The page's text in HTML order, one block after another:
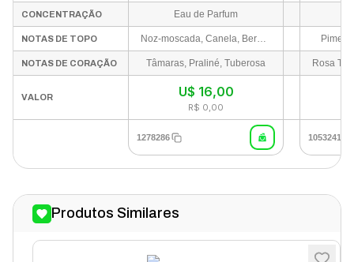
CONCENTRAÇÃO Eau de Parfum
NOTAS DE TOPO Noz-moscada, Canela, Bergamota
NOTAS DE CORAÇÃO Tâmaras, Praliné, Tuberosa
VALOR U$ 16,00
R$ 0,00
1278286 1053241
Produtos Similares